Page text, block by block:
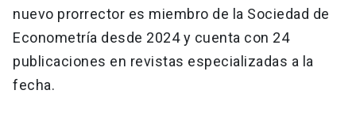
nuevo prorrector es miembro de la Sociedad de
Econometría desde 2024 y cuenta con 24
publicaciones en revistas especializadas a la
fecha.